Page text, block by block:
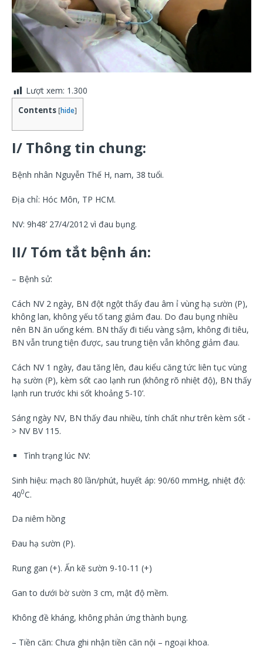
Lượt xem: 1.300
Contents [hide]
I/ Thông tin chung:
Bệnh nhân Nguyễn Thế H, nam, 38 tuổi.
Địa chỉ: Hóc Môn, TP HCM.
NV: 9h48’ 27/4/2012 vì đau bụng.
II/ Tóm tắt bệnh án:
– Bệnh sử:
Cách NV 2 ngày, BN đột ngột thấy đau âm ỉ vùng hạ sườn (P),
không lan, không yếu tố tang giảm đau. Do đau bụng nhiều
nên BN ăn uống kém. BN thấy đi tiểu vàng sậm, không đi tiêu,
BN vẫn trung tiện được, sau trung tiện vẫn không giảm đau.
Cách NV 1 ngày, đau tăng lên, đau kiểu căng tức liên tục vùng
hạ sườn (P), kèm sốt cao lạnh run (không rõ nhiệt độ), BN thấy
lạnh run trước khi sốt khoảng 5-10’.
Sáng ngày NV, BN thấy đau nhiều, tính chất như trên kèm sốt -
> NV BV 115.
Tình trạng lúc NV:
Sinh hiệu: mạch 80 lần/phút, huyết áp: 90/60 mmHg, nhiệt độ:
400C.
Da niêm hồng
Đau hạ sườn (P).
Rung gan (+). Ấn kẽ sườn 9-10-11 (+)
Gan to dưới bờ sườn 3 cm, mật độ mềm.
Không đề kháng, không phản ứng thành bụng.
– Tiền căn: Chưa ghi nhận tiền căn nội – ngoại khoa.